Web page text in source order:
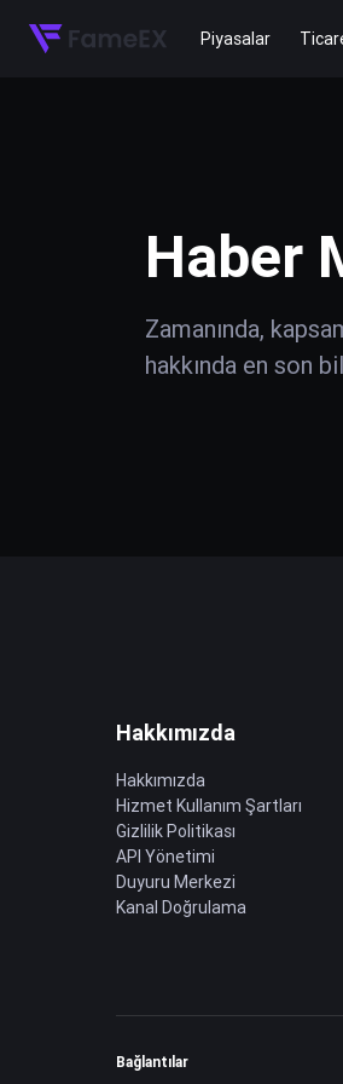
Piyasalar
Haber
Zamanında,
hakkında en son
Hakkımızda
Hakkımızda
Hizmet Kullanım Şartları
Gizlilik Politikası
API Yönetimi
Duyuru Merkezi
Kanal Doğrulama
Bağlantılar